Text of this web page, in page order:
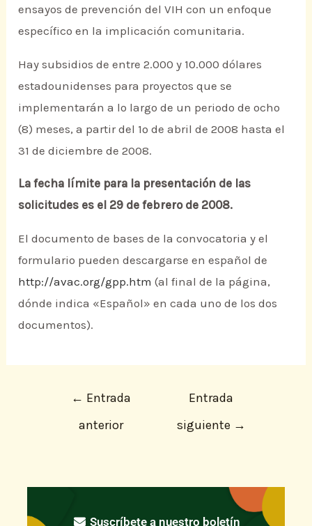
ensayos de prevención del VIH con un enfoque
específico en la implicación comunitaria.
Hay subsidios de entre 2.000 y 10.000 dólares
estadounidenses para proyectos que se
implementarán a lo largo de un periodo de ocho
(8) meses, a partir del 1º de abril de 2008 hasta el
31 de diciembre de 2008.
La fecha límite para la presentación de las
solicitudes es el 29 de febrero de 2008.
El documento de bases de la convocatoria y el
formulario pueden descargarse en español de
http://avac.org/gpp.htm (al final de la página,
dónde indica «Español» en cada uno de los dos
documentos).
← Entrada
anterior
Entrada
siguiente →
Suscríbete a nuestro boletín